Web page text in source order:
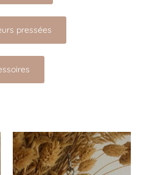
pressées